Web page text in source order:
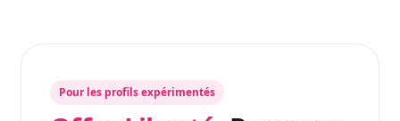
Pour les profils expérimentés